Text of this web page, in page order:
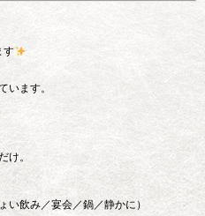
す
います。
け。
い飲み／宴会／鍋／静かに）